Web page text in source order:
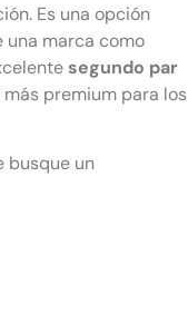
Es una opción
marca como
segundo par
premium para los
busque un